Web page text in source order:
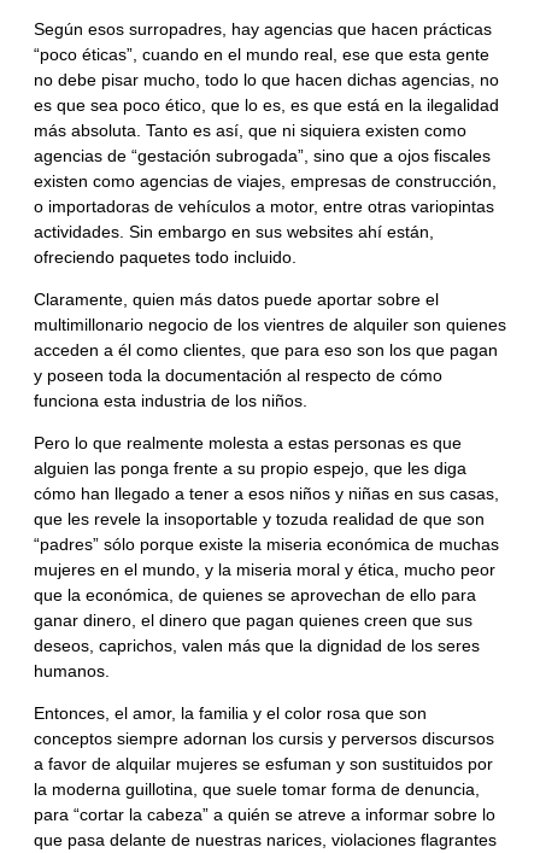
Según esos surropadres, hay agencias que hacen prácticas
“poco éticas”, cuando en el mundo real, ese que esta gente
no debe pisar mucho, todo lo que hacen dichas agencias, no
es que sea poco ético, que lo es, es que está en la ilegalidad
más absoluta. Tanto es así, que ni siquiera existen como
agencias de “gestación subrogada”, sino que a ojos fiscales
existen como agencias de viajes, empresas de construcción,
o importadoras de vehículos a motor, entre otras variopintas
actividades. Sin embargo en sus websites ahí están,
ofreciendo paquetes todo incluido.
Claramente, quien más datos puede aportar sobre el
multimillonario negocio de los vientres de alquiler son quienes
acceden a él como clientes, que para eso son los que pagan
y poseen toda la documentación al respecto de cómo
funciona esta industria de los niños.
Pero lo que realmente molesta a estas personas es que
alguien las ponga frente a su propio espejo, que les diga
cómo han llegado a tener a esos niños y niñas en sus casas,
que les revele la insoportable y tozuda realidad de que son
“padres” sólo porque existe la miseria económica de muchas
mujeres en el mundo, y la miseria moral y ética, mucho peor
que la económica, de quienes se aprovechan de ello para
ganar dinero, el dinero que pagan quienes creen que sus
deseos, caprichos, valen más que la dignidad de los seres
humanos.
Entonces, el amor, la familia y el color rosa que son
conceptos siempre adornan los cursis y perversos discursos
a favor de alquilar mujeres se esfuman y son sustituidos por
la moderna guillotina, que suele tomar forma de denuncia,
para “cortar la cabeza” a quién se atreve a informar sobre lo
que pasa delante de nuestras narices, violaciones flagrantes